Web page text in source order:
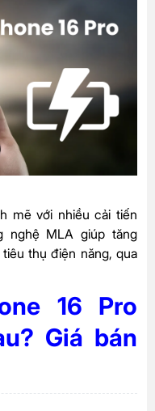
mẽ với nhiều cải tiến
nghệ MLA giúp tăng
thụ điện năng, qua
16 Pro
Giá bán